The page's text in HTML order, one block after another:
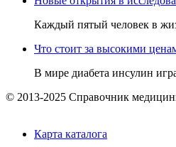
Каждый пятый человек в
Что стоит за высокими
В мире диабета инсулин
© 2013-2025 Справочник
Карта каталога